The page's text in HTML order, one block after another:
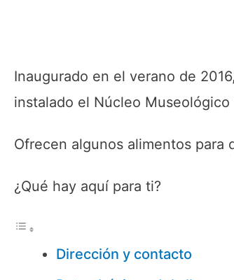
Inaugurado en el verano de
instalado el Núcleo Museológico
Ofrecen algunos alimentos para
¿Qué hay aquí para ti?
Dirección y contacto